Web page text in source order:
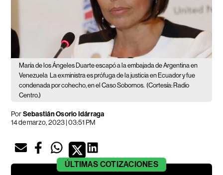
María de los Ángeles Duarte escapó a la embajada de Argentina en
Venezuela La exministra es prófuga de la justicia en Ecuador y fue
condenada por cohecho, en el Caso Sobornos. (Cortesía: Radio
Centro.)
PorSebastián Osorio Idárraga
14 de marzo, 2023 | 03:51 PM
ÚLTIMAS COTIZACIONES